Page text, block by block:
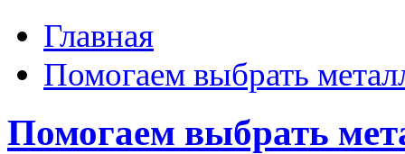
Главная
Помогаем выбрать
Помогаем выбрать